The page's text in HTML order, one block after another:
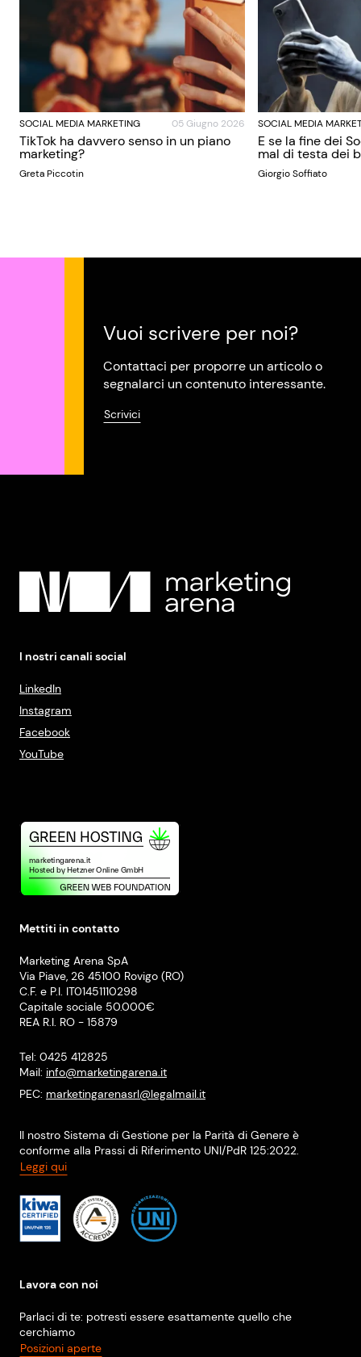
SOCIAL MEDIA MARKETING 05 Giugno 2026
TikTok ha davvero senso in un piano
marketing?
Greta Piccotin
SOCIAL MEDIA
E se la fine dei
mal di testa dei
Giorgio Soffiato
Vuoi scrivere per noi?
Contattaci per proporre un articolo o
segnalarci un contenuto interessante.
Scrivici
I nostri canali social
LinkedIn
Instagram
Facebook
YouTube
Mettiti in contatto
Marketing Arena SpA
Via Piave, 26 45100 Rovigo (RO)
C.F. e P.I. IT01451110298
Capitale sociale 50.000€
REA R.I. RO - 15879
Tel: 0425 412825
Mail: info@marketingarena.it
PEC: marketingarenasrl@legalmail.it
Il nostro Sistema di Gestione per la Parità di Genere è
conforme alla Prassi di Riferimento UNI/PdR 125:2022.
Leggi qui
Lavora con noi
Parlaci di te: potresti essere esattamente quello che
cerchiamo
Posizioni aperte